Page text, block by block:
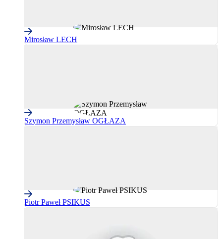
Mirosław LECH
Szymon Przemysław OGŁAZA
Piotr Paweł PSIKUS